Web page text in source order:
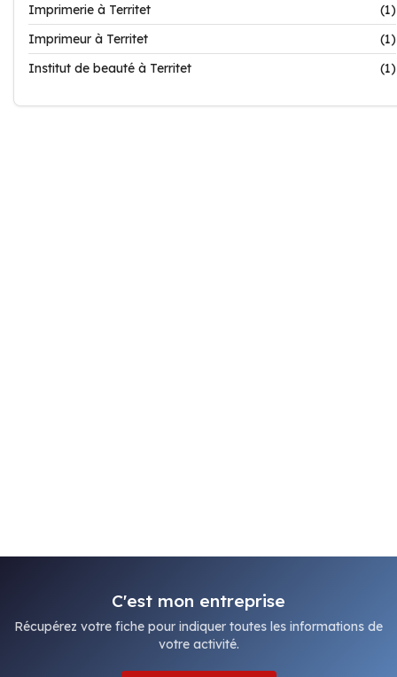
Imprimerie à Territet
(1)
Imprimeur à Territet
(1)
Institut de beauté à Territet
(1)
C'est mon entreprise
Récupérez votre fiche pour indiquer toutes les informations de
votre activité.